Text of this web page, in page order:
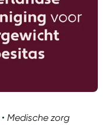
• Medische zorg